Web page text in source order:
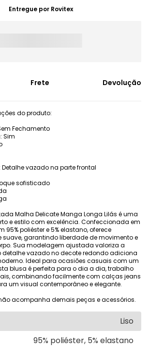
Entregue por Rovitex
Frete Devolução
do produto:
Fechamento
Sim
vazado na parte frontal
sofisticado
Malha Delicate Manga Longa Lilás é uma
e estilo com excelência. Confeccionada em
poliéster e 5% elastano, oferece
suave, garantindo liberdade de movimento e
Sua modelagem ajustada valoriza a
detalhe vazado no decote redondo adiciona
Ideal para ocasiões casuais com um
blusa é perfeita para o dia a dia, trabalho
combinando facilmente com calças jeans
um visual contemporâneo e elegante.
acompanha demais peças e acessórios.
Liso
95% poliéster, 5% elastano